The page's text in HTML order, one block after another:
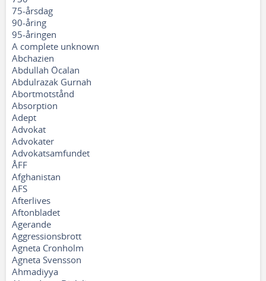
75-årsdag
90-åring
95-åringen
A complete unknown
Abchazien
Abdullah Öcalan
Abdulrazak Gurnah
Abortmotstånd
Absorption
Adept
Advokat
Advokater
Advokatsamfundet
ÅFF
Afghanistan
AFS
Afterlives
Aftonbladet
Agerande
Aggressionsbrott
Agneta Cronholm
Agneta Svensson
Ahmadiyya